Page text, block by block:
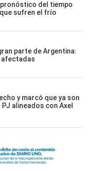
pronóstico del tiempo
sufren el frío
parte de Argentina:
afectadas
y marcó que ya son
alineados con Axel